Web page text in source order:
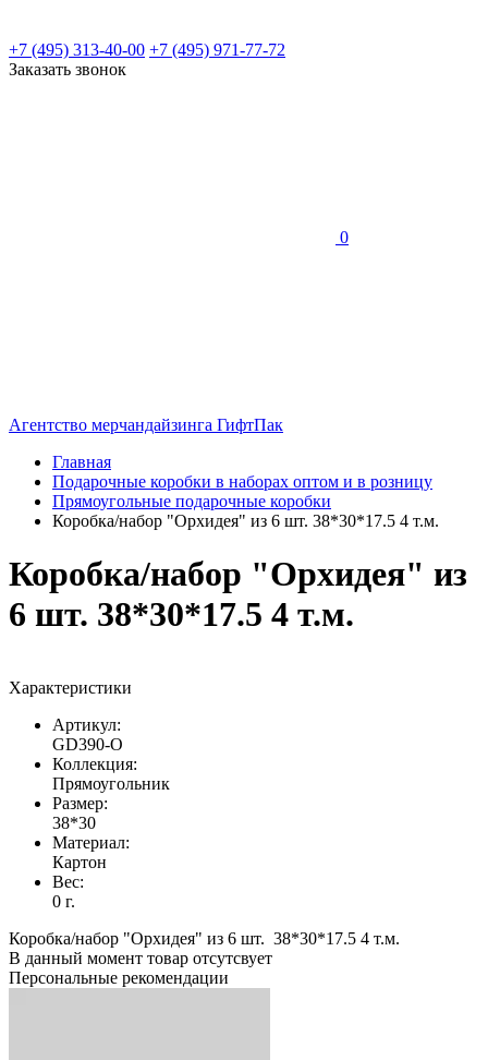
+7 (495) 313-40-00 +7 (495) 971-77-72
Заказать звонок
0
Агентство мерчандайзинга ГифтПак
Главная
Подарочные коробки в наборах оптом и в розницу
Прямоугольные подарочные коробки
Коробка/набор "Орхидея" из 6 шт. 38*30*17.5 4 т.м.
Коробка/набор "Орхидея" из
6 шт. 38*30*17.5 4 т.м.
Характеристики
Артикул:
GD390-O
Коллекция:
Прямоугольник
Размер:
38*30
Материал:
Картон
Вес:
0 г.
Коробка/набор "Орхидея" из 6 шт. 38*30*17.5 4 т.м.
В данный момент товар отсутсвует
Персональные рекомендации